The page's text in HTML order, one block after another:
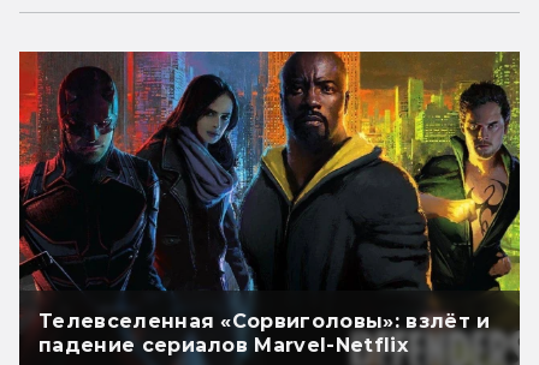
Телевселенная «Сорвиголовы»: взлёт и
падение сериалов Marvel-Netflix